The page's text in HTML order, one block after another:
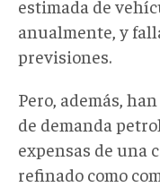
estimada de
anualmente, y
previsiones.
Pero, además,
de demanda
expensas de una
refinado como